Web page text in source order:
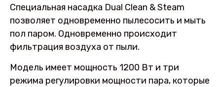
Специальная насадка Dual Clean & Steam
позволяет одновременно пылесосить и мыть
пол паром. Одновременно происходит
фильтрация воздуха от пыли.
Модель имеет мощность 1200 Вт и три
режима регулировки мощности пара, которые